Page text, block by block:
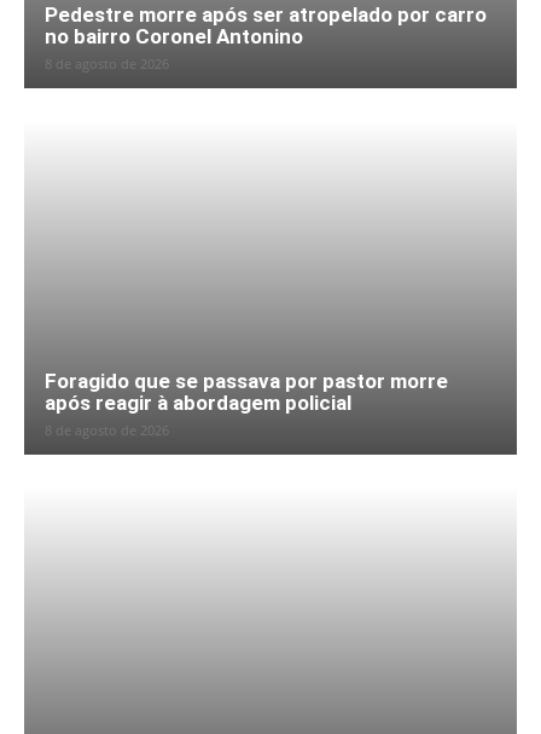
Pedestre morre após ser atropelado por carro
no bairro Coronel Antonino
8 de agosto de 2026
Foragido que se passava por pastor morre
após reagir à abordagem policial
8 de agosto de 2026